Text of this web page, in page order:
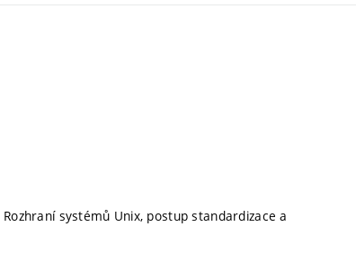
systémů Unix, postup standardizace a